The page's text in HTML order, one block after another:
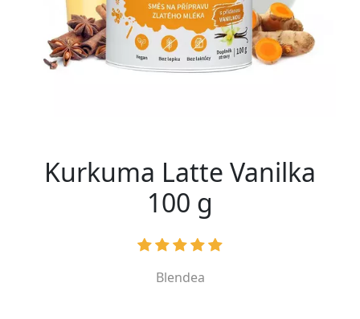
Kurkuma Latte Vanilka
100 g
Blendea